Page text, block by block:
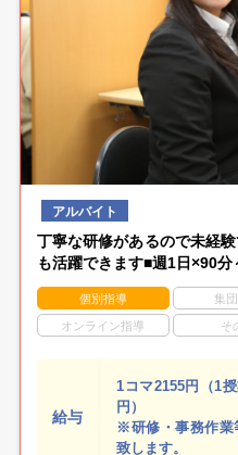
アルバイト
丁寧な研修があるので未経
も活躍できます■週1日×90分
個別指導 集
オンライン指導 そ
給与
1コマ2155円（1
円）
※研修・事務作業
致します。